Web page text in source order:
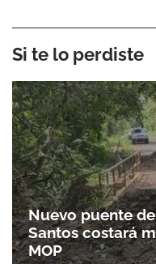
Si te lo perdiste
Nuevo puente
Santos costará
MOP